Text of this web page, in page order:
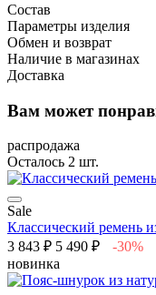
Состав
Параметры изделия
Обмен и возврат
Наличие в магазинах
Доставка
Вам может
распродажа
Осталось 2 шт.
Sale
Классический ремень
3 843 ₽ 5 490 ₽
-30%
новинка